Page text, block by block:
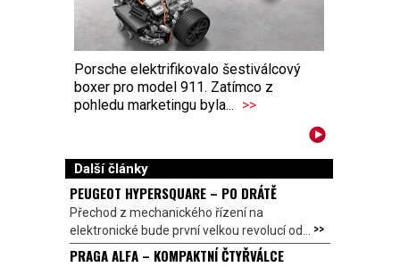
Porsche elektrifikovalo šestiválcový
boxer pro model 911. Zatímco z
pohledu marketingu byla... >>
Další články
PEUGEOT HYPERSQUARE – PO DRÁTĚ
Přechod z mechanického řízení na
elektronické bude první velkou revolucí od... >>
PRAGA ALFA – KOMPAKTNÍ ČTYŘVÁLCE